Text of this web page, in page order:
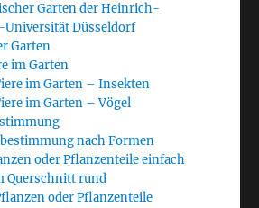
Garten der Heinrich-
Universität Düsseldorf
Garten
im Garten
im Garten – Insekten
im Garten – Vögel
nach Formen
oder Pflanzenteile einfach
Querschnitt rund
oder Pflanzenteile